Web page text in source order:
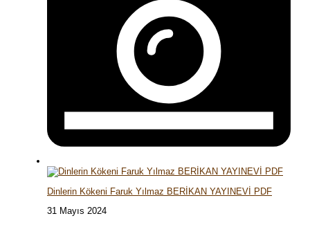
Dinlerin Kökeni Faruk Yılmaz BERİKAN YAYINEVİ PDF
31 Mayıs 2024